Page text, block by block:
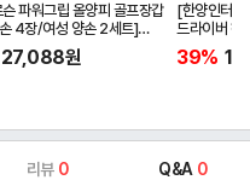
파워그립 올양피 골프장갑
4장/여성 양손 2세트]
케이스포함]
27,088원
[한양인터
드라이버 헤
[HD-302]
39%
리뷰 0 Q&A 0